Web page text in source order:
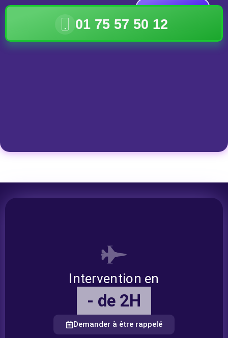
01 75 57 50 12
DISPONIBLE
Intervention en
- de 2H
Demander à être rappelé